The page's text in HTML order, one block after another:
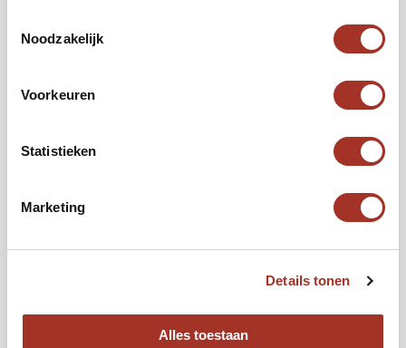
Noodzakelijk
Voorkeuren
Statistieken
Marketing
Details tonen
Alles toestaan
Het totaal aantal
€2.000
Volgende